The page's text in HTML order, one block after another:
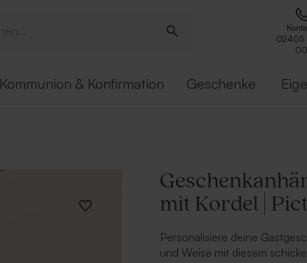
02405
Kommunion & Konfirmation Geschenke
mit Kordel |
Personalisiere deine
und Weise mit diesem